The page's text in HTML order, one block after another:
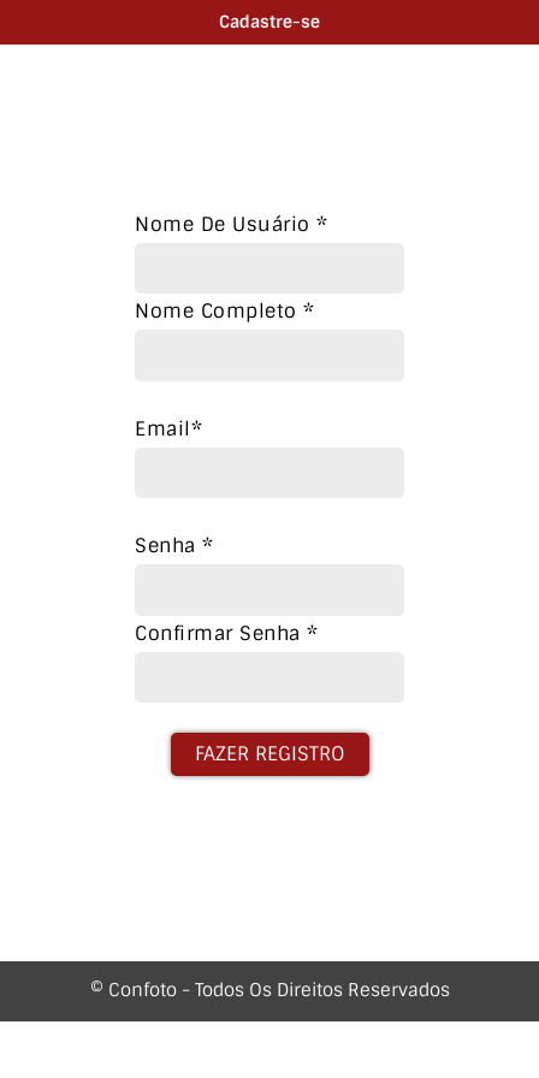
Cadastre-se
Nome De Usuário *
Nome Completo *
Email*
Senha *
Confirmar Senha *
FAZER REGISTRO
© Confoto - Todos Os Direitos Reservados